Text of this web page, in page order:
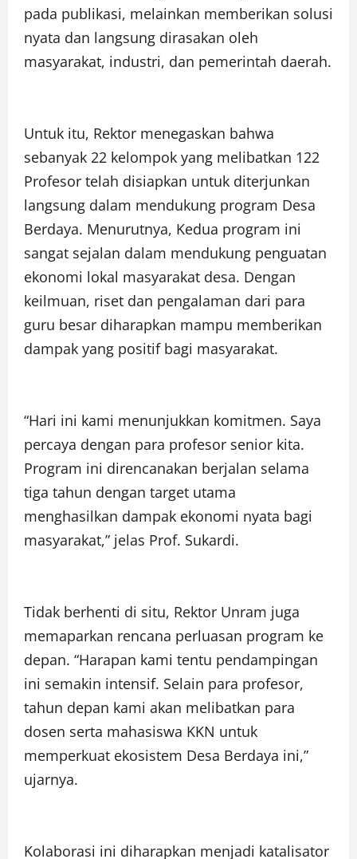
pada publikasi, melainkan memberikan solusi
nyata dan langsung dirasakan oleh
masyarakat, industri, dan pemerintah daerah.
Untuk itu, Rektor menegaskan bahwa
sebanyak 22 kelompok yang melibatkan 122
Profesor telah disiapkan untuk diterjunkan
langsung dalam mendukung program Desa
Berdaya. Menurutnya, Kedua program ini
sangat sejalan dalam mendukung penguatan
ekonomi lokal masyarakat desa. Dengan
keilmuan, riset dan pengalaman dari para
guru besar diharapkan mampu memberikan
dampak yang positif bagi masyarakat.
“Hari ini kami menunjukkan komitmen. Saya
percaya dengan para profesor senior kita.
Program ini direncanakan berjalan selama
tiga tahun dengan target utama
menghasilkan dampak ekonomi nyata bagi
masyarakat,” jelas Prof. Sukardi.
Tidak berhenti di situ, Rektor Unram juga
memaparkan rencana perluasan program ke
depan. “Harapan kami tentu pendampingan
ini semakin intensif. Selain para profesor,
tahun depan kami akan melibatkan para
dosen serta mahasiswa KKN untuk
memperkuat ekosistem Desa Berdaya ini,”
ujarnya.
Kolaborasi ini diharapkan menjadi katalisator